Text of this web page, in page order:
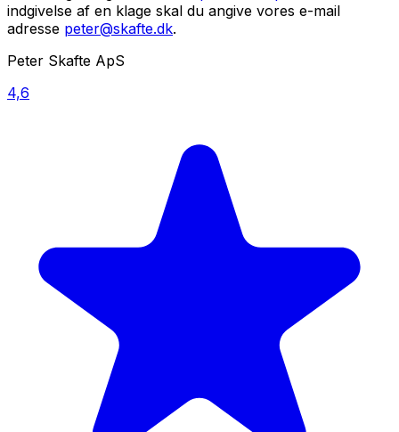
indgivelse af en klage skal du angive vores e-mail
adresse peter@skafte.dk.
Peter Skafte ApS
4,6